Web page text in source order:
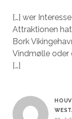
[…] wer
Attraktionen hat
Bork
Vindmølle oder
[…]